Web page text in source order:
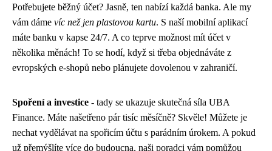
Potřebujete běžný účet? Jasně, ten nabízí každá banka. Ale my
vám dáme víc než jen plastovou kartu. S naší mobilní aplikací
máte banku v kapse 24/7. A co teprve možnost mít účet v
několika měnách! To se hodí, když si třeba objednáváte z
evropských e-shopů nebo plánujete dovolenou v zahraničí.
Spoření a investice - tady se ukazuje skutečná síla UBA
Finance. Máte našetřeno pár tisíc měsíčně? Skvěle! Můžete je
nechat vydělávat na spořicím účtu s parádním úrokem. A pokud
už přemýšlíte více do budoucna, naši poradci vám pomůžou